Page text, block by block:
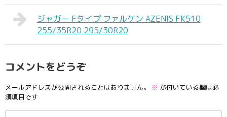
ジャガー Fタイプ ファルケン AZENIS FK510
255/35R20 295/30R20
コメントをどうぞ
メールアドレスが公開されることはありません。 ※ が付いている欄は必
須項目です